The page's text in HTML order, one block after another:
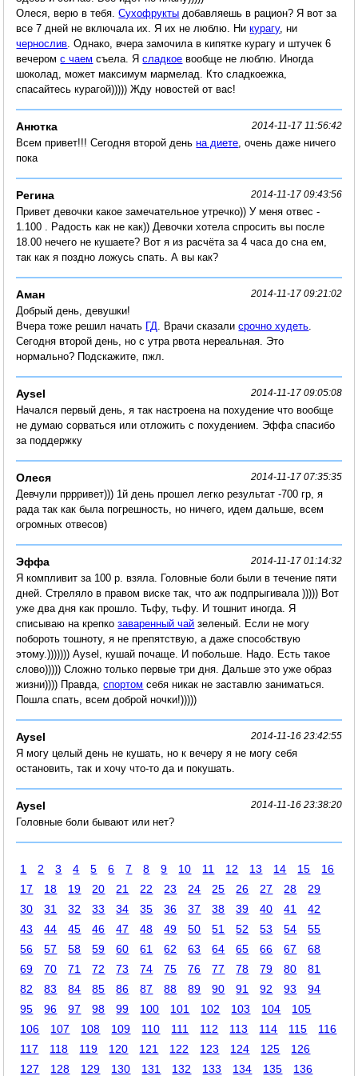
Олеся, верю в тебя.Сухофрукты добавляешь в рацион? Я вот за
все 7 дней не включала их. Я их не люблю. Никурагу, ни
чернослив . Однако, вчера замочила в кипятке курагу и штучек 6
вечеромс чаем съела. Ясладкое вообще не люблю. Иногда
шоколад, может максимум мармелад. Кто сладкоежка,
спасайтесь курагой))))) Жду новостей от вас!
Aнютка 2014-11-17 11:56:42
Всем привет!!! Сегодня второй деньна диете , очень даже ничего
пока
Регина 2014-11-17 09:43:56
Привет девочки какое замечательное утречко)) У меня отвес -
1.100 . Радость как не как)) Девочки хотела спросить вы после
18.00 нечего не кушаете? Вот я из расчёта за 4 часа до сна ем,
так как я поздно ложусь спать. А вы как?
Аман 2014-11-17 09:21:02
Добрый день, девушки!
Вчера тоже решил начать ГД . Врачи сказалисрочно худеть
Сегодня второй день, но с утра рвота нереальная. Это
нормально? Подскажите, пжл.
Aysel 2014-11-17 09:05:08
Начался первый день, я так настроена на похудение что вообще
не думаю сорваться или отложить с похудением. Эффа спасибо
за поддержку
Олеся 2014-11-17 07:35:35
Девчули пррривет))) 1й день прошел легко результат -700 гр, я
рада так как была погрешность, но ничего, идем дальше, всем
огромных отвесов)
Эффа 2014-11-17 01:14:32
Я компливит за 100 р. взяла. Головные боли были в течение пяти
дней. Стреляло в правом виске так, что аж подпрыгивала ))))) Вот
уже два дня как прошло. Тьфу, тьфу. И тошнит иногда. Я
списываю на крепкозаваренный чай зеленый. Если не могу
побороть тошноту, я не препятствую, а даже способствую
этому.))))))) Aysel, кушай почаще. И побольше. Надо. Есть такое
слово))))) Сложно только первые три дня. Дальше это уже образ
жизни)))) Правда,спортом себя никак не заставлю заниматься.
Пошла спать, всем доброй ночки!)))))
Aysel 2014-11-16 23:42:55
Я могу целый день не кушать, но к вечеру я не могу себя
остановить, так и хочу что-то да и покушать.
Aysel 2014-11-16 23:38:20
Головные боли бывают или нет?
1 2 3 4 5 6 7 8 9 10 11 12 13 14 15
16
17
18 19 20 21 22 23 24 25 26 27 28
29
30
31 32 33 34 35 36 37 38 39 40 41
42
43
44 45 46 47 48 49 50 51 52 53 54
55
56
57 58 59 60 61 62 63 64 65 66 67
68
69
70 71 72 73 74 75 76 77 78 79 80
81
82
83 84 85 86 87 88 89 90 91 92 93
94
95
96 97 98 99 100 101 102 103 104
105
106
107 108 109 110 111 112 113 114 115
116
117
118 119 120 121 122 123 124 125
126
127
128 129 130 131 132 133 134 135 136